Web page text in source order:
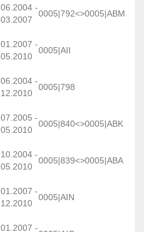
06.2004 -
03.2007
0005|792<>0005|ABM
01.2007 -
05.2010
0005|AII
06.2004 -
12.2010
0005|798
07.2005 -
05.2010
0005|840<>0005|ABK
10.2004 -
05.2010
0005|839<>0005|ABA
01.2007 -
12.2010
0005|AIN
01.2007 -